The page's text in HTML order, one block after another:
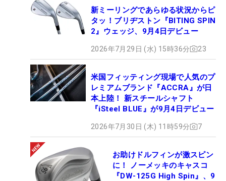
新ミーリングであらゆる状況からピ
タッ！ブリヂストン『BITING SPIN
2』ウェッジ、9月4日デビュー
2026年7月29日 (水) 15時36分 23
米国フィッティング現場で人気のプ
レミアムブランド『ACCRA』が日
本上陸！ 新スチールシャフト
『iSteel BLUE』が9月4日デビュー
2026年7月30日 (木) 11時59分 7
お助けドルフィンが激スピン
に！ ノーメッキのキャスコ
『DW-125G High Spin』、9